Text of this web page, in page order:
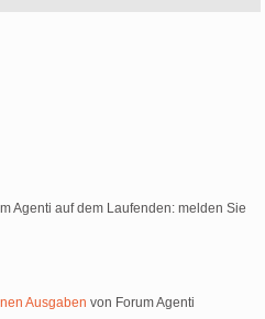
Agenti auf dem Laufenden: melden Sie
Ausgaben von Forum Agenti